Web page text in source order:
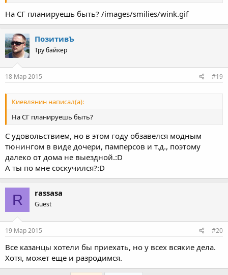
На СГ планируешь быть? /images/smilies/wink.gif
ПозитивЪ
Тру байкер
18 Мар 2015 #19
Киевлянин написал(а):
На СГ планируешь быть?
С удовольствием, но в этом году обзавелся модным
тюнингом в виде дочери, памперсов и т.д., поэтому
далеко от дома не выездной.:D
А ты по мне соскучился?:D
R rassasa
Guest
19 Мар 2015 #20
Все казанцы хотели бы приехать, но у всех всякие дела.
Хотя, может еще и разродимся.